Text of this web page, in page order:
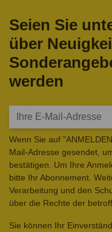
Seien Sie
über
werden
Wenn Sie auf
Mail-Adresse gesendet,
bestätigen. Um Ihre
bitte Ihr Abonnement.
Verarbeitung und den
über die Rechte der
Sie können Ihr